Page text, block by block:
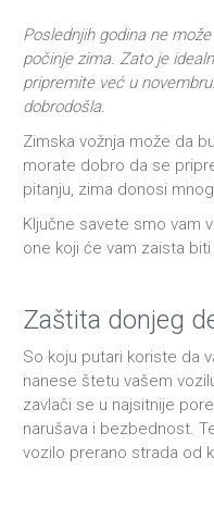
Poslednjih godina ne
počinje zima. Zato je
pripremite već u
dobrodošla.
Zimska vožnja može da
morate dobro da se
pitanju, zima donosi
Ključne savete smo vam
one koji će vam zaista
Zaštita donjeg
So koju putari koriste da
nanese štetu vašem
zavlači se u najsitnije
narušava i bezbednost.
vozilo prerano strada od